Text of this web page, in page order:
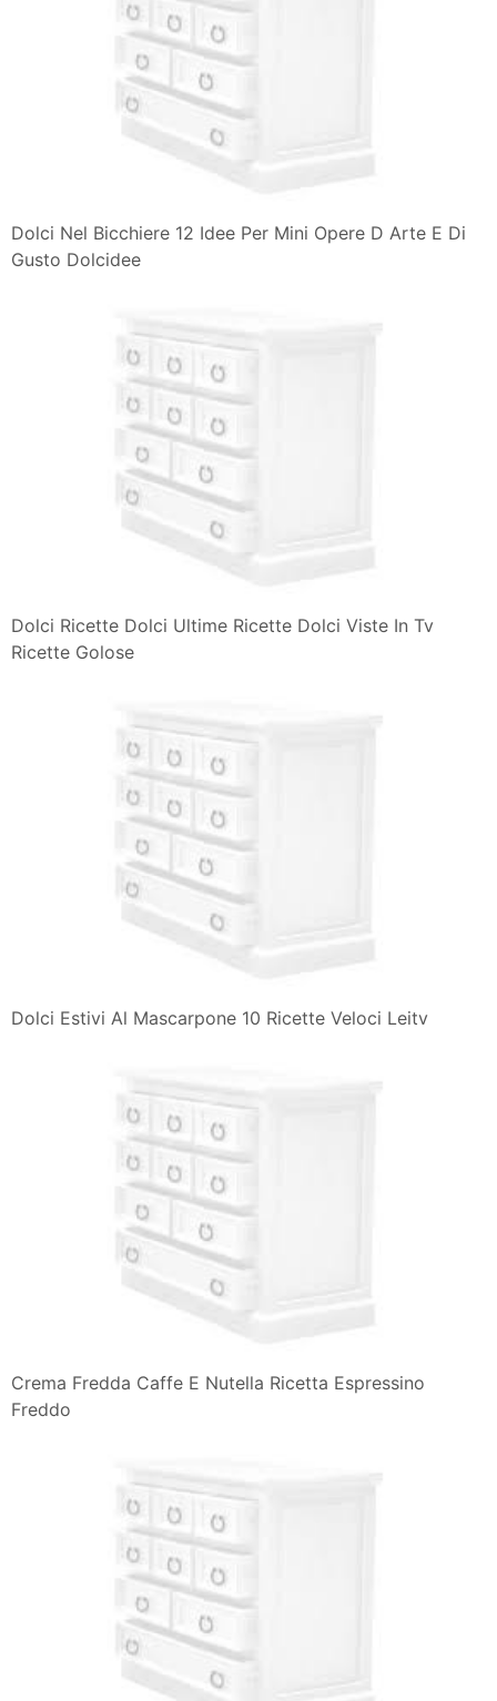
Dolci Nel Bicchiere 12 Idee Per Mini Opere D Arte E Di
Gusto Dolcidee
Dolci Ricette Dolci Ultime Ricette Dolci Viste In Tv
Ricette Golose
Dolci Estivi Al Mascarpone 10 Ricette Veloci Leitv
Crema Fredda Caffe E Nutella Ricetta Espressino
Freddo